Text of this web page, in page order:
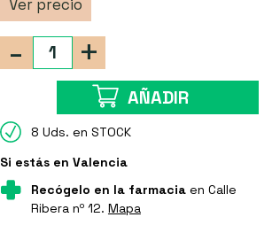
Ver precio
+
-
AÑADIR
8 Uds. en STOCK
Si estás en Valencia
Recógelo en la farmaciaen Calle
Ribera nº 12. Mapa